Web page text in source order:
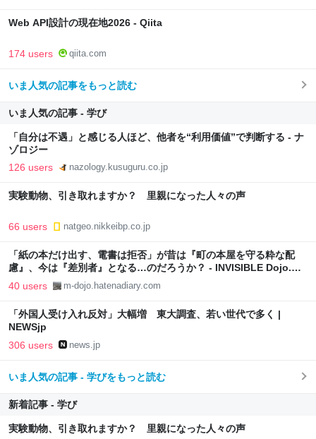
Web API設計の現在地2026 - Qiita
174 users qiita.com
いま人気の記事をもっと読む
いま人気の記事 - 学び
「自分は不遇」と感じる人ほど、他者を“利用価値”で判断する - ナ
ゾロジー
126 users nazology.kusuguru.co.jp
実験動物、引き取れますか？ 里親になった人々の声
66 users natgeo.nikkeibp.co.jp
「紙の本だけ出す、電書は拒否」が昔は『町の本屋を守る粋な配
慮』、今は『差別者』となる…のだろうか？ - INVISIBLE Dojo.
ーQUIET & COLORFUL PLACE-
40 users m-dojo.hatenadiary.com
「外国人受け入れ反対」大幅増 東大調査、若い世代で多く |
NEWSjp
306 users news.jp
いま人気の記事 - 学びをもっと読む
新着記事 - 学び
実験動物、引き取れますか？ 里親になった人々の声